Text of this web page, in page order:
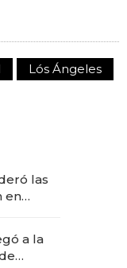
Lós Ángeles
las
en
a la